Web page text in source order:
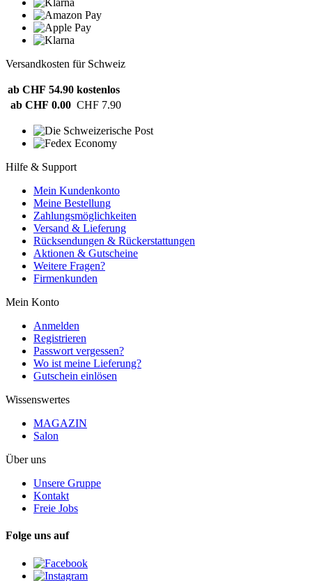
Versandkosten für Schweiz
ab CHF 54.90 kostenlos
ab CHF 0.00 CHF 7.90
Hilfe & Support
Mein Kundenkonto
Meine Bestellung
Zahlungsmöglichkeiten
Versand & Lieferung
Rücksendungen & Rückerstattungen
Aktionen & Gutscheine
Weitere Fragen?
Firmenkunden
Mein Konto
Anmelden
Registrieren
Passwort vergessen?
Wo ist meine Lieferung?
Gutschein einlösen
Wissenswertes
MAGAZIN
Salon
Über uns
Unsere Gruppe
Kontakt
Freie Jobs
Folge uns auf